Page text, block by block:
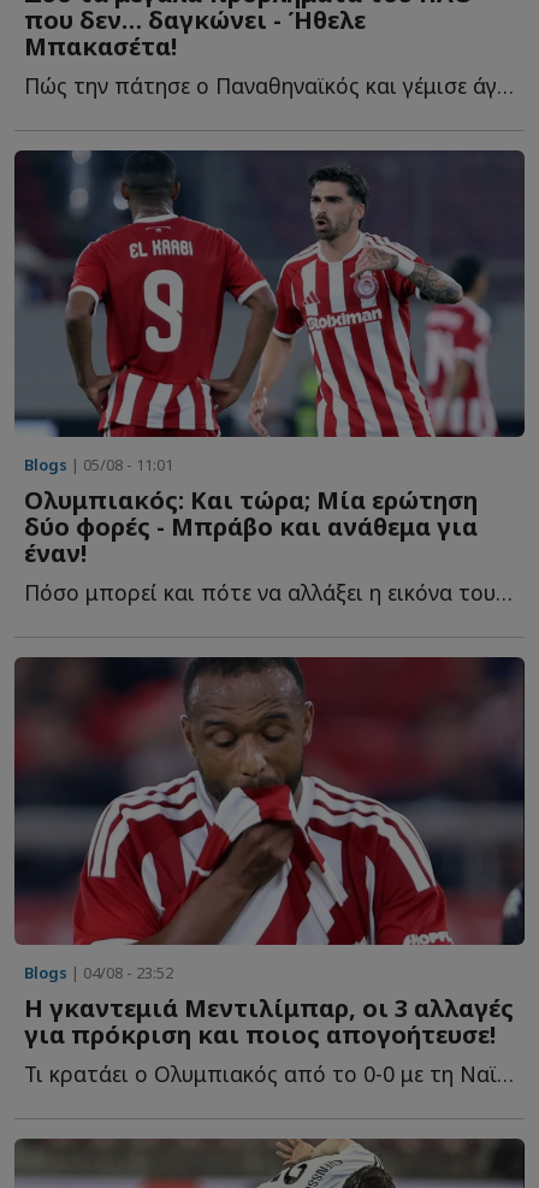
που δεν… δαγκώνει - Ήθελε
Μπακασέτα!
Πώς την πάτησε ο Παναθηναϊκός και γέμισε άγχος ενόψει τ...
Blogs | 05/08 - 11:01
Ολυμπιακός: Και τώρα; Μία ερώτηση
δύο φορές - Μπράβο και ανάθεμα για
έναν!
Πόσο μπορεί και πότε να αλλάξει η εικόνα του Ολυμπιακού, η...
Blogs | 04/08 - 23:52
Η γκαντεμιά Μεντιλίμπαρ, οι 3 αλλαγές
για πρόκριση και ποιος απογοήτευσε!
Τι κρατάει ο Ολυμπιακός από το 0-0 με τη Ναϊμέγκεν, πώς θ...